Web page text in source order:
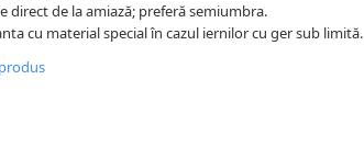
direct de la amiază; preferă semiumbra.
cu material special în cazul iernilor cu ger sub limită.